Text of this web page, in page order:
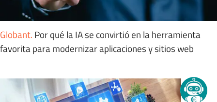
Globant. Por qué la IA se convirtió en la herramienta
favorita para modernizar aplicaciones y sitios web